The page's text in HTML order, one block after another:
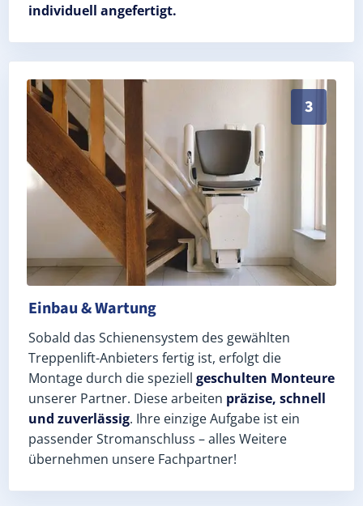
individuell angefertigt.
3
Schneller, sauberer Einbau durch zertifizierte
Einbau & Wartung
Sobald das Schienensystem des gewählten
Treppenlift-Anbieters fertig ist, erfolgt die
Montage durch die speziell geschulten Monteure
unserer Partner. Diese arbeiten präzise, schnell
und zuverlässig. Ihre einzige Aufgabe ist ein
passender Stromanschluss – alles Weitere
übernehmen unsere Fachpartner!